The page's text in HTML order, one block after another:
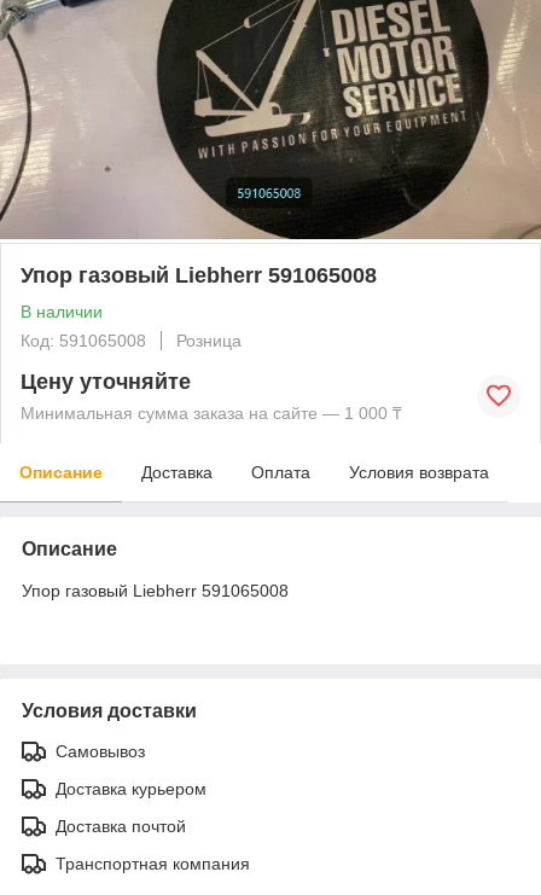
Упор газовый Liebherr 591065008
В наличии
Код: 591065008
Розница
Цену уточняйте
Минимальная сумма заказа на сайте — 1 000 ₸
Описание Доставка Оплата Условия возврата
Описание
Упор газовый Liebherr 591065008
Условия доставки
Самовывоз
Доставка курьером
Доставка почтой
Транспортная компания